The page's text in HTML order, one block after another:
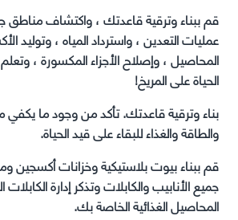
قم ببناء وترقية قاعدتك ، واكتشاف مناطق
عمليات التعدين ، واسترداد المياه ، وتوليد
المحاصيل ، وإصلاح الأجزاء المكسورة ،
الحياة على المريخ!
بناء وترقية قاعدتك. تأكد من وجود ما يكفي
والطاقة والغذاء للبقاء على قيد الحياة.
قم ببناء بيوت بلاستيكية وخزانات أكسجين
جميع الأنابيب والكابلات وتذكر إدارة الكابلات
المحاصيل الغذائية الخاصة بك.